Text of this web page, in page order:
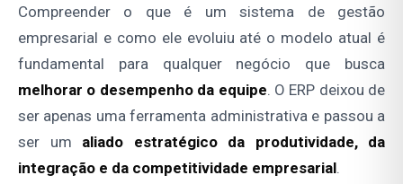
Compreender o que é um sistema de gestão
empresarial e como ele evoluiu até o modelo atual é
fundamental para qualquer negócio que busca
melhorar o desempenho da equipe. O ERP deixou de
ser apenas uma ferramenta administrativa e passou a
ser um aliado estratégico da produtividade, da
integração e da competitividade empresarial.